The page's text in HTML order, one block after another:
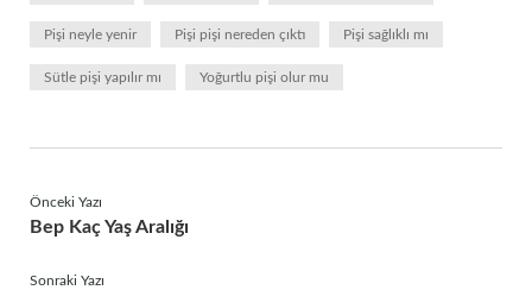
Pişi neyle yenir Pişi pişi nereden çıktı Pişi sağlıklı mı
Sütle pişi yapılır mı Yoğurtlu pişi olur mu
Önceki Yazı
Bep Kaç Yaş Aralığı
Sonraki Yazı